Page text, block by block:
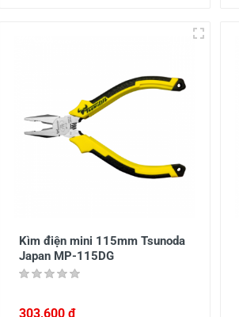
Kìm điện mini 115mm Tsunoda
Japan MP-115DG
303,600 đ